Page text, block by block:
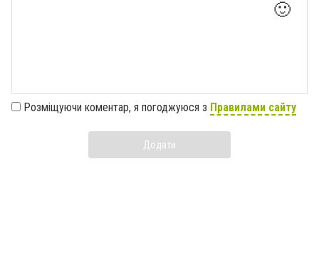
🙂
Розміщуючи коментар, я погоджуюся з Правилами сайту
Додати